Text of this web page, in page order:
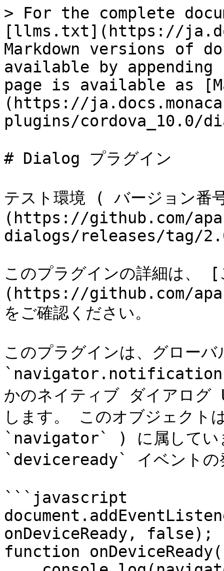
> For the complete
[llms.txt](https://
Markdown versions of
available by
page is available as
(https://
plugins/cordova_10.0/
# Dialog プラグイン
テスト環境 ( バージョン
(https://github.com/
dialogs/releases/tag/
このプラグインの詳細は
(https://github.com/
をご確認ください。
このプラグインは、グローバ
`navigator.notification`
かのネイティブ ダイアログ
します。 このオブジェクト
`navigator` ) に属してい
`deviceready` イベントの
```javascript
onDeviceReady, false);
function